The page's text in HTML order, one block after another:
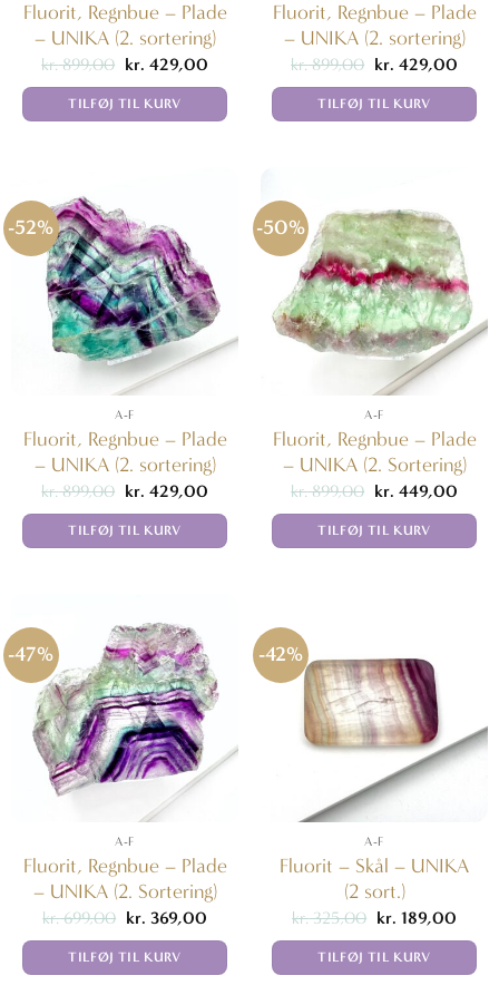
Fluorit, Regnbue – Plade
– UNIKA (2. sortering)
kr.899,00 Den
pris
var:
kr. 429,00Den
pris
TILFØJ TIL KURV
Fluorit, Regnbue – Plade
– UNIKA (2. sortering)
kr.899,00 Den
pris
var:
kr. 429,00Den
pris
TILFØJ TIL KURV
-52%
A-F
Fluorit, Regnbue – Plade
– UNIKA (2. sortering)
kr.899,00 Den
pris
var:
kr. 429,00Den
pris
TILFØJ TIL KURV
-50%
A-F
Fluorit, Regnbue – Plade
– UNIKA (2. Sortering)
kr.899,00 Den
pris
var:
kr. 449,00Den
pris
TILFØJ TIL KURV
-47%
A-F
Fluorit, Regnbue – Plade
– UNIKA (2. Sortering)
kr.699,00 Den
pris
var:
kr. 369,00Den
pris
TILFØJ TIL KURV
-42%
A-F
Fluorit – Skål – UNIKA
(2 sort.)
kr.325,00 Den
pris
var:
kr. 189,00Den
pris
TILFØJ TIL KURV